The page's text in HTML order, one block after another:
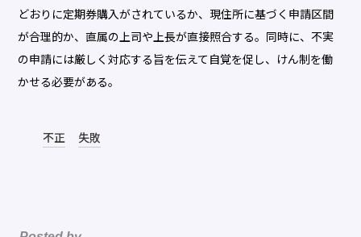
どおりに定期券購入がされているか、現住所に基づく申請区間
が合理的か、直属の上司や上長が直接照合する。同時に、不実
の申請には厳しく対応する旨を伝えて自覚を促し、けん制を働
かせる必要がある。
不正 失敗